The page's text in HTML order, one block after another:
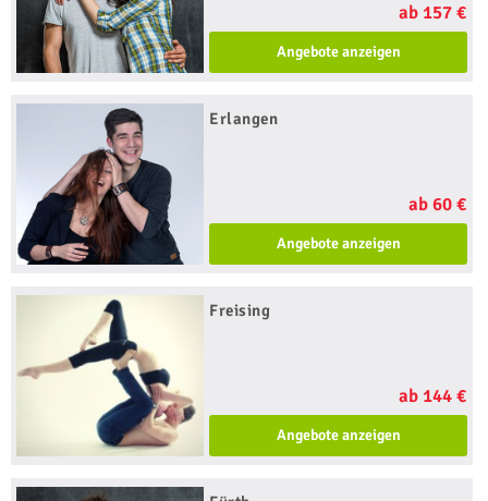
ab 157 €
Angebote anzeigen
Erlangen
ab 60 €
Angebote anzeigen
Freising
ab 144 €
Angebote anzeigen